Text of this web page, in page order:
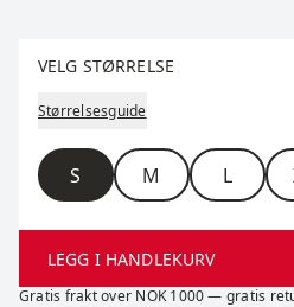
VELG STØRRELSE
Størrelsesguide
Størrelse
S M L
LEGG I HANDLEKURV
Gratis frakt over NOK 1000 — gratis